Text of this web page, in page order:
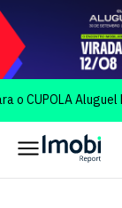
Aluguel Day